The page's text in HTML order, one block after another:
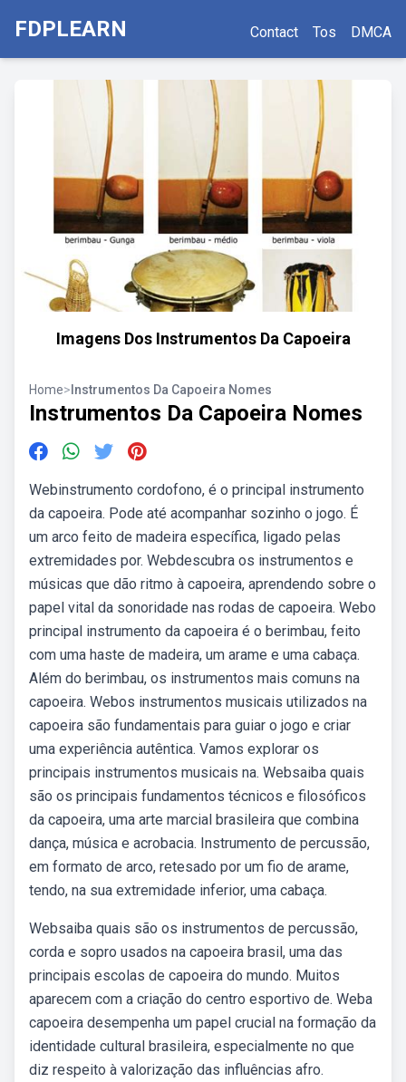
FDPLEARN Contact Tos DMCA
Imagens Dos Instrumentos Da Capoeira
Home> Instrumentos Da Capoeira Nomes
Instrumentos Da Capoeira Nomes
Webinstrumento cordofono, é o principal instrumento
da capoeira. Pode até acompanhar sozinho o jogo. É
um arco feito de madeira específica, ligado pelas
extremidades por. Webdescubra os instrumentos e
músicas que dão ritmo à capoeira, aprendendo sobre o
papel vital da sonoridade nas rodas de capoeira. Webo
principal instrumento da capoeira é o berimbau, feito
com uma haste de madeira, um arame e uma cabaça.
Além do berimbau, os instrumentos mais comuns na
capoeira. Webos instrumentos musicais utilizados na
capoeira são fundamentais para guiar o jogo e criar
uma experiência autêntica. Vamos explorar os
principais instrumentos musicais na. Websaiba quais
são os principais fundamentos técnicos e filosóficos
da capoeira, uma arte marcial brasileira que combina
dança, música e acrobacia. Instrumento de percussão,
em formato de arco, retesado por um fio de arame,
tendo, na sua extremidade inferior, uma cabaça.
Websaiba quais são os instrumentos de percussão,
corda e sopro usados na capoeira brasil, uma das
principais escolas de capoeira do mundo. Muitos
aparecem com a criação do centro esportivo de. Weba
capoeira desempenha um papel crucial na formação da
identidade cultural brasileira, especialmente no que
diz respeito à valorização das influências afro.